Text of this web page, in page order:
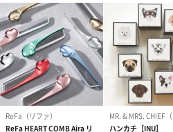
ホワイト（0円） ゴールド
メッセージカード